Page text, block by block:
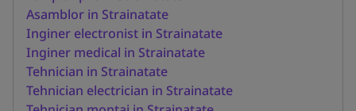
Asamblor in Strainatate
Inginer electronist in Strainatate
Inginer medical in Strainatate
Tehnician in Strainatate
Tehnician electrician in Strainatate